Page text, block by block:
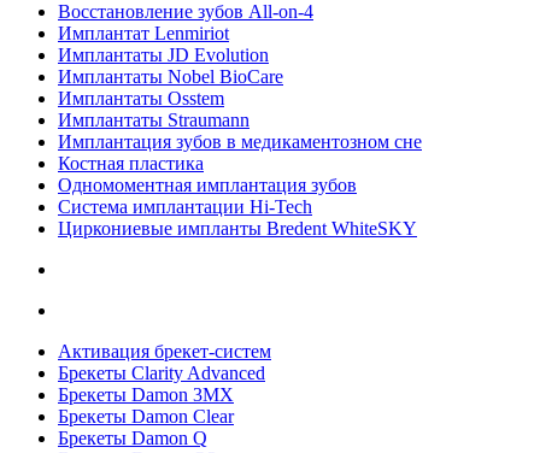
Восстановление зубов All‑on‑4
Имплантат Lenmiriot
Имплантаты JD Evolution
Имплантаты Nobel BioСare
Имплантаты Osstem
Имплантаты Straumann
Имплантация зубов в медикаментозном сне
Костная пластика
Одномоментная имплантация зубов
Система имплантации Hi-Tech
Циркониевые импланты Bredent WhiteSKY
Активация брекет-систем
Брекеты Clarity Advanced
Брекеты Damon 3MX
Брекеты Damon Clear
Брекеты Damon Q